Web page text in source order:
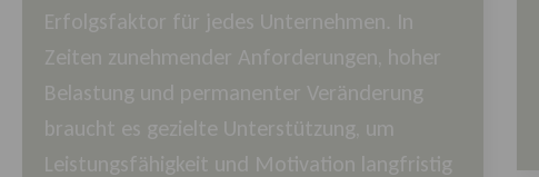
Erfolgsfaktor für jedes Unternehmen. In
Zeiten zunehmender Anforderungen, hoher
Belastung und permanenter Veränderung
braucht es gezielte Unterstützung, um
Leistungsfähigkeit und Motivation langfristig